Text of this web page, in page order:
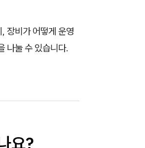
장비가 어떻게 운영
나눌 수 있습니다.
요?